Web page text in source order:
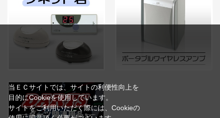
当ＥＣサイトでは、サイトの利便性向上を
目的にCookieを使用しています。
サイトをご利用いただく際には、Cookieの